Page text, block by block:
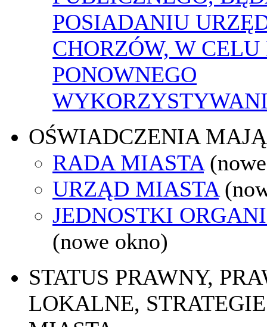
POSIADANIU
CHORZÓW, W
PONOWNEGO
OŚWIADCZENIA
RADA MIASTA
URZĄD MIASTA
JEDNOSTKI
(nowe okno)
STATUS PRAWNY,
LOKALNE,